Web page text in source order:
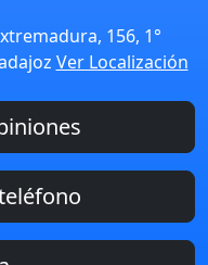
156, 1°
Ver Localización